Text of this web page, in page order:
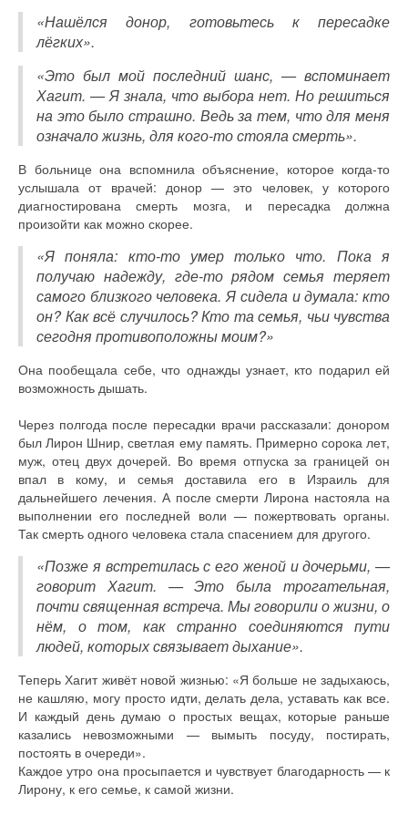
«Нашёлся донор, готовьтесь к пересадке
лёгких».
«Это был мой последний шанс, — вспоминает
Хагит. — Я знала, что выбора нет. Но решиться
на это было страшно. Ведь за тем, что для меня
означало жизнь, для кого-то стояла смерть».
В больнице она вспомнила объяснение, которое когда-то
услышала от врачей: донор — это человек, у которого
диагностирована смерть мозга, и пересадка должна
произойти как можно скорее.
«Я поняла: кто-то умер только что. Пока я
получаю надежду, где-то рядом семья теряет
самого близкого человека. Я сидела и думала: кто
он? Как всё случилось? Кто та семья, чьи чувства
сегодня противоположны моим?»
Она пообещала себе, что однажды узнает, кто подарил ей
возможность дышать.
Через полгода после пересадки врачи рассказали: донором
был Лирон Шнир, светлая ему память. Примерно сорока лет,
муж, отец двух дочерей. Во время отпуска за границей он
впал в кому, и семья доставила его в Израиль для
дальнейшего лечения. А после смерти Лирона настояла на
выполнении его последней воли — пожертвовать органы.
Так смерть одного человека стала спасением для другого.
«Позже я встретилась с его женой и дочерьми, —
говорит Хагит. — Это была трогательная,
почти священная встреча. Мы говорили о жизни, о
нём, о том, как странно соединяются пути
людей, которых связывает дыхание».
Теперь Хагит живёт новой жизнью: «Я больше не задыхаюсь,
не кашляю, могу просто идти, делать дела, уставать как все.
И каждый день думаю о простых вещах, которые раньше
казались невозможными — вымыть посуду, постирать,
постоять в очереди».
Каждое утро она просыпается и чувствует благодарность — к
Лирону, к его семье, к самой жизни.